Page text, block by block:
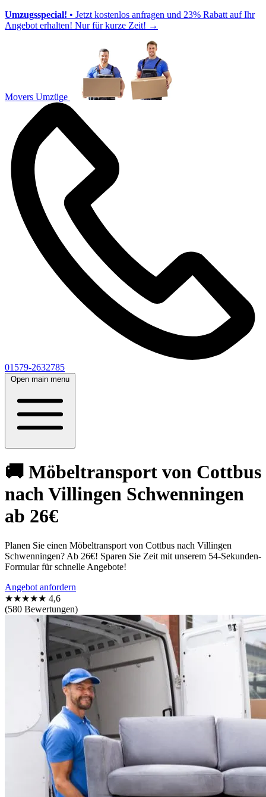
Umzugsspecial! • Jetzt kostenlos anfragen und 23% Rabatt auf Ihr
Angebot erhalten! Nur für kurze Zeit! →
Movers Umzüge
01579-2632785
Open main menu
🚚 Möbeltransport von Cottbus
nach Villingen Schwenningen⁠
ab 26€
Planen Sie einen Möbeltransport von Cottbus nach Villingen
Schwenningen? Ab 26€! Sparen Sie Zeit mit unserem 54-Sekunden-
Formular für schnelle Angebote!
Angebot anfordern
★★★★★ 4,6
(580 Bewertungen)